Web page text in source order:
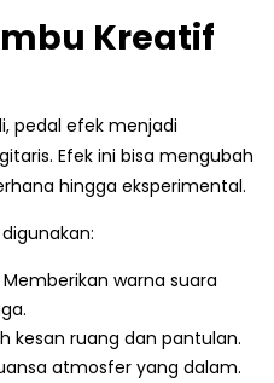
Kreatif
pedal efek menjadi
Efek ini bisa mengubah
hingga eksperimental.
Memberikan warna suara
kesan ruang dan pantulan.
atmosfer yang dalam.